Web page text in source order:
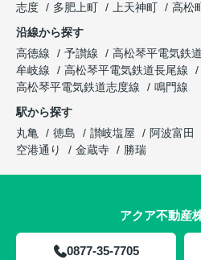
志度
多肥上町 上天神町
高松
沿線から探す
高徳線
予讃線 高松琴平電気鉄
牟岐線
高松琴平電気鉄道長尾線
高松琴平電気鉄道志度線
鳴門線
駅から探す
丸亀
徳島 讃岐塩屋 阿波富田
空港通り
金蔵寺 勝瑞
アクア不動産
0877-35-7705